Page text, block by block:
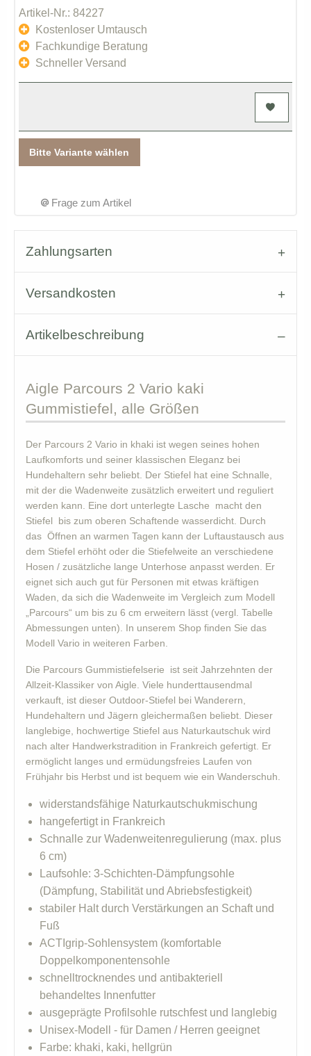
Artikel-Nr.: 84227
Kostenloser Umtausch
Fachkundige Beratung
Schneller Versand
Bitte Variante wählen
Frage zum Artikel
Zahlungsarten
Versandkosten
Artikelbeschreibung
Aigle Parcours 2 Vario kaki
Gummistiefel, alle Größen
Der Parcours 2 Vario in khaki ist wegen seines hohen
Laufkomforts und seiner klassischen Eleganz bei
Hundehaltern sehr beliebt. Der Stiefel hat eine Schnalle,
mit der die Wadenweite zusätzlich erweitert und reguliert
werden kann. Eine dort unterlegte Lasche macht den
Stiefel bis zum oberen Schaftende wasserdicht. Durch
das Öffnen an warmen Tagen kann der Luftaustausch aus
dem Stiefel erhöht oder die Stiefelweite an verschiedene
Hosen / zusätzliche lange Unterhose anpasst werden. Er
eignet sich auch gut für Personen mit etwas kräftigen
Waden, da sich die Wadenweite im Vergleich zum Modell
„Parcours“ um bis zu 6 cm erweitern lässt (vergl. Tabelle
Abmessungen unten). In unserem Shop finden Sie das
Modell Vario in weiteren Farben.
Die Parcours Gummistiefelserie ist seit Jahrzehnten der
Allzeit-Klassiker von Aigle. Viele hunderttausendmal
verkauft, ist dieser Outdoor-Stiefel bei Wanderern,
Hundehaltern und Jägern gleichermaßen beliebt. Dieser
langlebige, hochwertige Stiefel aus Naturkautschuk wird
nach alter Handwerkstradition in Frankreich gefertigt. Er
ermöglicht langes und ermüdungsfreies Laufen von
Frühjahr bis Herbst und ist bequem wie ein Wanderschuh.
widerstandsfähige Naturkautschukmischung
hangefertigt in Frankreich
Schnalle zur Wadenweitenregulierung (max. plus
6 cm)
Laufsohle: 3-Schichten-Dämpfungsohle
(Dämpfung, Stabilität und Abriebsfestigkeit)
stabiler Halt durch Verstärkungen an Schaft und
Fuß
ACTIgrip-Sohlensystem (komfortable
Doppelkomponentensohle
schnelltrocknendes und antibakteriell
behandeltes Innenfutter
ausgeprägte Profilsohle rutschfest und langlebig
Unisex-Modell - für Damen / Herren geeignet
Farbe: khaki, kaki, hellgrün